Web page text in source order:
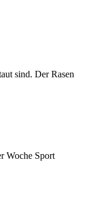
sind. Der Rasen
Woche Sport